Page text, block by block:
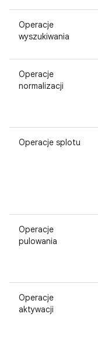
Operacje
wyszukiwania
Operacje
normalizacji
Operacje splotu
Operacje
pulowania
Operacje
aktywacji